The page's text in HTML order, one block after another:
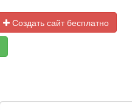
Создать сайт бесплатно